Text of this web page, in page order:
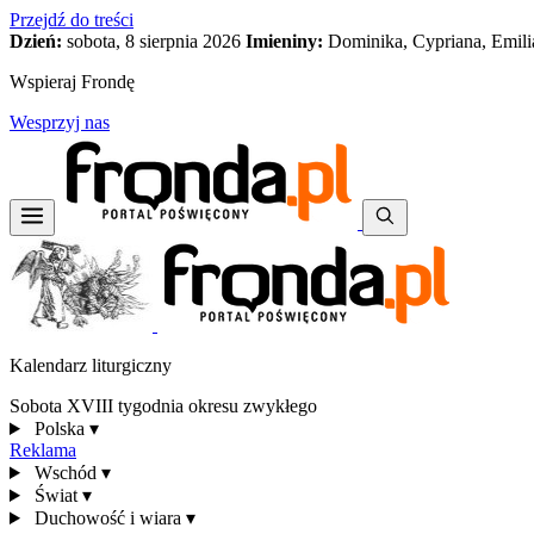
Przejdź do treści
Dzień: sobota, 8 sierpnia 2026 Imieniny: Dominika, Cypriana,
Wspieraj Frondę
Wesprzyj nas
Kalendarz liturgiczny
Sobota XVIII tygodnia okresu zwykłego
Polska ▾
Reklama
Wschód ▾
Świat ▾
Duchowość i wiara ▾